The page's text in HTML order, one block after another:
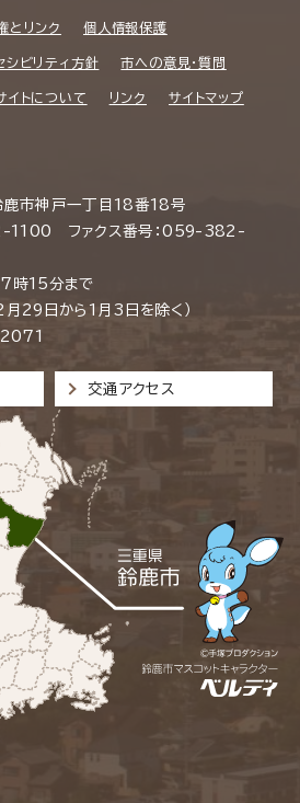
とリンク 個人情報保護
シビリティ方針 市への意見・質問
イトについて リンク サイトマップ
市神戸一丁目18番18号
1100 ファクス番号：059-382-
時15分まで
月29日から1月3日を除く）
交通アクセス